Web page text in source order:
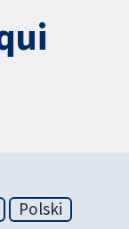
Polski